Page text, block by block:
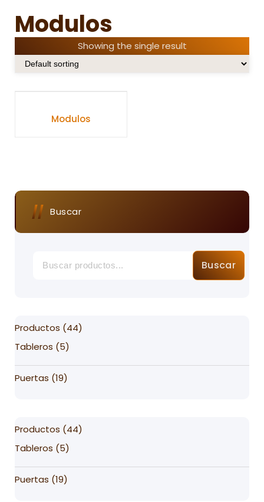
Modulos
Showing the single result
Modulos
Buscar
Buscar
Productos 4444
Tableros 55
Puertas 1919
Productos 4444
Tableros 55
Puertas 1919